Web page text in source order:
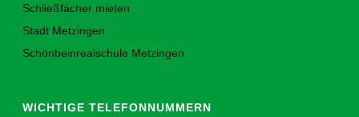
Schließfächer mieten
Stadt Metzingen
Schönbeinrealschule Metzingen
WICHTIGE TELEFONNUMMERN